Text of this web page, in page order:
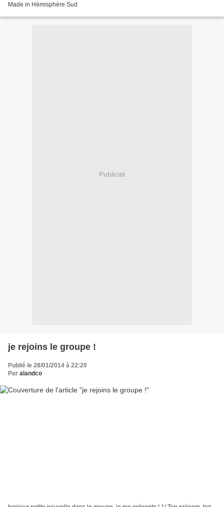
Made in Hémisphère Sud
Publicité
je rejoins le groupe !
Publié le 28/01/2014 à 22:20
Par alandco